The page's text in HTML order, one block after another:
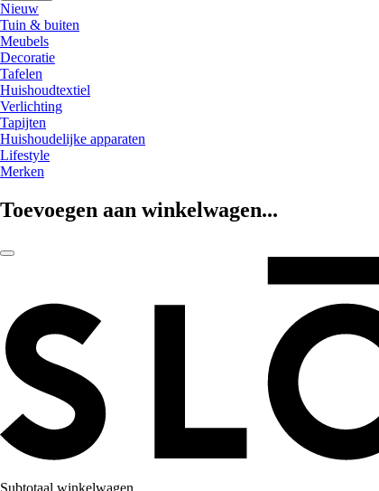
Nieuw
Tuin & buiten
Meubels
Decoratie
Tafelen
Huishoudtextiel
Verlichting
Tapijten
Huishoudelijke apparaten
Lifestyle
Merken
Toevoegen aan winkelwagen...